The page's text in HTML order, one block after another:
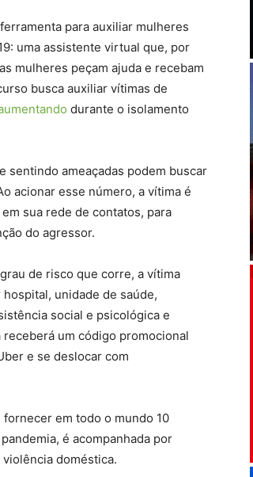
para auxiliar mulheres
uma assistente virtual que, por
mulheres peçam ajuda e recebam
busca auxiliar vítimas de
durante o isolamento
sentindo ameaçadas podem buscar
acionar esse número, a vítima é
sua rede de contatos, para
do agressor.
de risco que corre, a vítima
unidade de saúde,
social e psicológica e
um código promocional
e se deslocar com
fornecer em todo o mundo 10
é acompanhada por
doméstica.